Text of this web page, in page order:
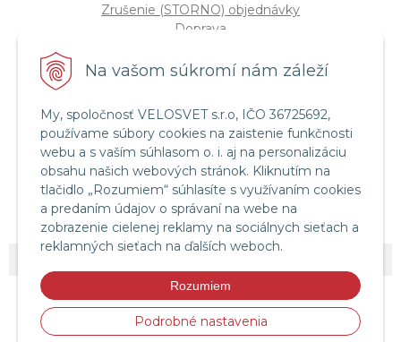
Na vašom súkromí nám záleží
My, spoločnosť VELOSVET s.r.o, IČO 36725692,
používame súbory cookies na zaistenie funkčnosti
webu a s vaším súhlasom o. i. aj na personalizáciu
obsahu našich webových stránok. Kliknutím na
tlačidlo „Rozumiem“ súhlasíte s využívaním cookies
a predaním údajov o správaní na webe na
zobrazenie cielenej reklamy na sociálnych sieťach a
reklamných sieťach na ďalších weboch.
Rozumiem
Podrobné nastavenia
Zrušenie (STORNO) objednávky
Doprava
Štatút súťaže "Vianoce 2025"
Servis a služby
Servis bicyklov a elektrobicyklov
Retül Bike Fit
Instagram Velosvet
Facebook Velosvet